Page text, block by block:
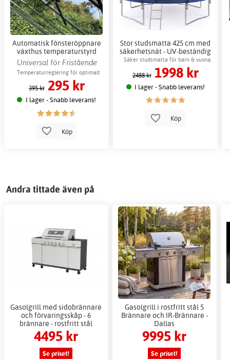
Automatisk fönsteröppnare
växthus temperaturstyrd
ventilation
Universal för Fristående
växthus
Temperaturreglering för optimalt
växtklimat
395 kr 295 kr
I lager - Snabb leverans!
Köp
Stor studsmatta 425 cm med
säkerhetsnät - UV-beständig
Säker studsmatta för barn & vuxna,
maxvikt 150 kg
2488 kr 1998 kr
I lager - Snabb leverans!
Köp
Andra tittade även på
Gasolgrill med sidobrännare
och förvaringsskåp - 6
brännare - rostfritt stål
4495 kr
Se priset!
Gasolgrill i rostfritt stål 5
Brännare och IR-Brännare -
Dallas
9995 kr
Se priset!